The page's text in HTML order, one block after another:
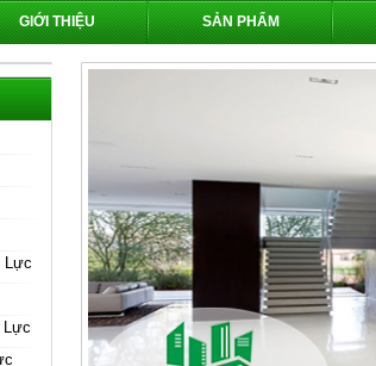
GIỚI THIỆU SẢN PHẨM
Lực
Lực